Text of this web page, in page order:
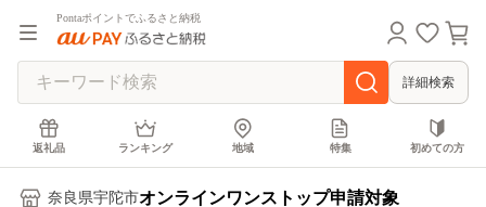
Pontaポイントでふるさと納税
詳細検索
返礼品 ランキング 地域 特集 初めての方
奈良県宇陀市オンラインワンストップ申請対象